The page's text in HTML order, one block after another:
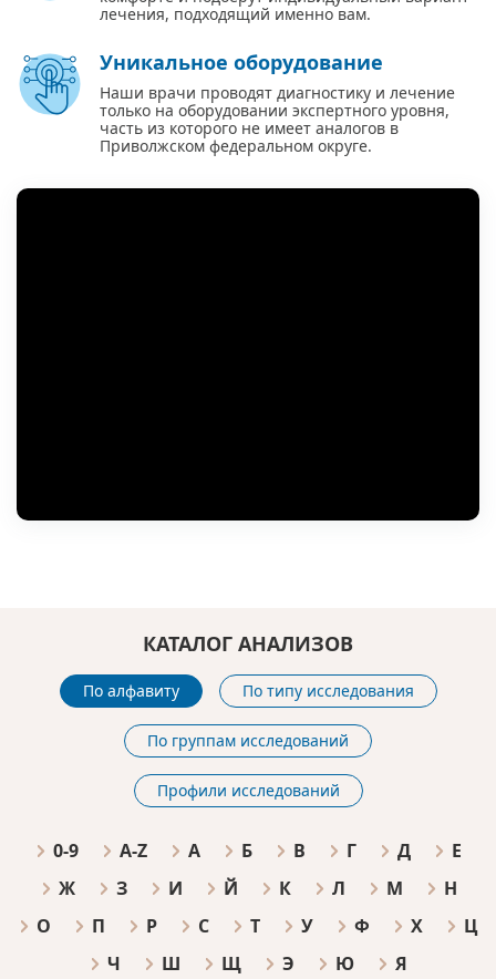
лечения, подходящий именно вам.
Уникальное оборудование
Наши врачи проводят диагностику и лечение
только на оборудовании экспертного уровня,
часть из которого не имеет аналогов в
Приволжском федеральном округе.
КАТАЛОГ АНАЛИЗОВ
По алфавиту По типу исследования
По группам исследований
Профили исследований
0-9 A-Z А Б В Г Д
Е
Ж
З И Й К Л М
Н
О
П Р С Т У Ф Х
Ц
Ч
Ш Щ Э Ю Я